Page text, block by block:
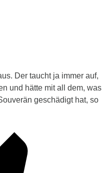
Der taucht ja immer auf,
und hätte mit all dem, was
geschädigt hat, so